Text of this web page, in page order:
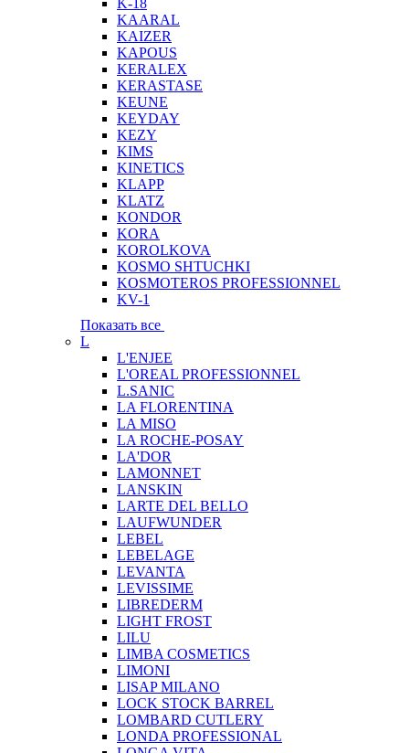
K-18
KAARAL
KAIZER
KAPOUS
KERALEX
KERASTASE
KEUNE
KEYDAY
KEZY
KIMS
KINETICS
KLAPP
KLATZ
KONDOR
KORA
KOROLKOVA
KOSMO SHTUCHKI
KOSMOTEROS PROFESSIONNEL
KV-1
Показать все
L
L'ENJEE
L'OREAL PROFESSIONNEL
L.SANIC
LA FLORENTINA
LA MISO
LA ROCHE-POSAY
LA'DOR
LAMONNET
LANSKIN
LARTE DEL BELLO
LAUFWUNDER
LEBEL
LEBELAGE
LEVANTA
LEVISSIME
LIBREDERM
LIGHT FROST
LILU
LIMBA COSMETICS
LIMONI
LISAP MILANO
LOCK STOCK BARREL
LOMBARD CUTLERY
LONDA PROFESSIONAL